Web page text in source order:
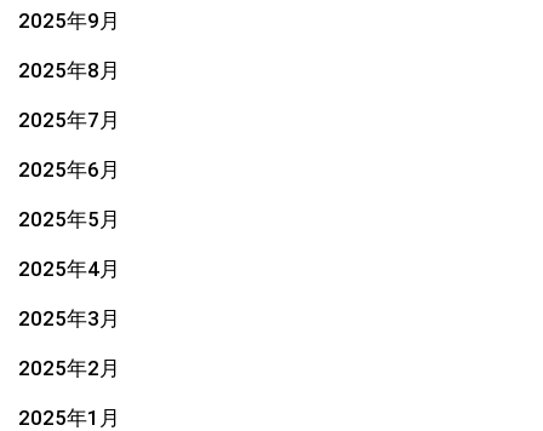
2025年9月
2025年8月
2025年7月
2025年6月
2025年5月
2025年4月
2025年3月
2025年2月
2025年1月